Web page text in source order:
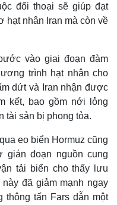
đối thoại sẽ giúp đạt
hạt nhân Iran mà còn về
vào giai đoạn đàm
trình hạt nhân cho
dứt và Iran nhận được
kết, bao gồm nới lỏng
tài sản bị phong tỏa.
eo biển Hormuz cũng
gián đoạn nguồn cung
tải biển cho thấy lưu
đã giảm mạnh ngay
thông tấn Fars dẫn một